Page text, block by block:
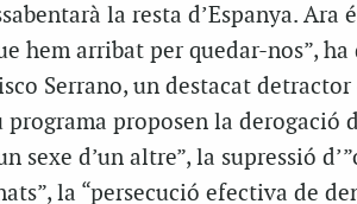
la resta d’Espanya. Ara
hem arribat per quedar-nos”,
Serrano, un destacat
proposen la derogació
d’un altre”, la supressió
la “persecució efectiva de